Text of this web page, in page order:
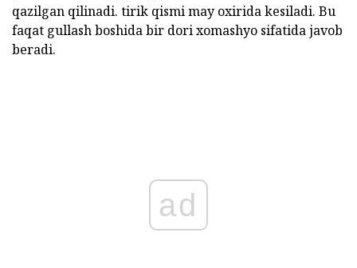
qazilgan qilinadi. tirik qismi may oxirida kesiladi. Bu
faqat gullash boshida bir dori xomashyo sifatida javob
beradi.
ad